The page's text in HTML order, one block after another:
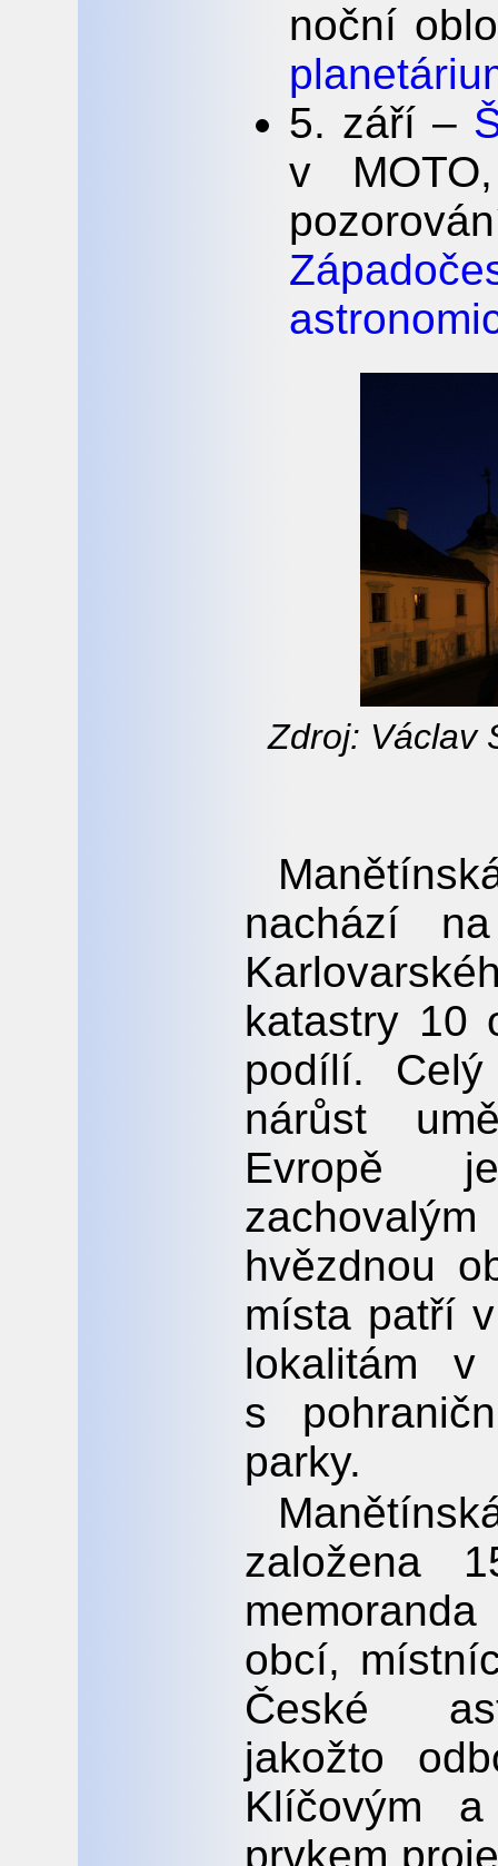
noční
5. září –
v
Zdroj: Václav
nachází
katastry 10
podílí.
nárůst
Evropě
hvězdnou
místa patří
lokalitám
s
parky.
založena
obcí,
České
jakožto
Klíčovým
prvkem